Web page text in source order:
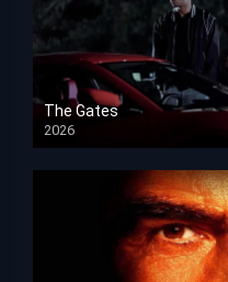
The Gates
2026
HD 1080p